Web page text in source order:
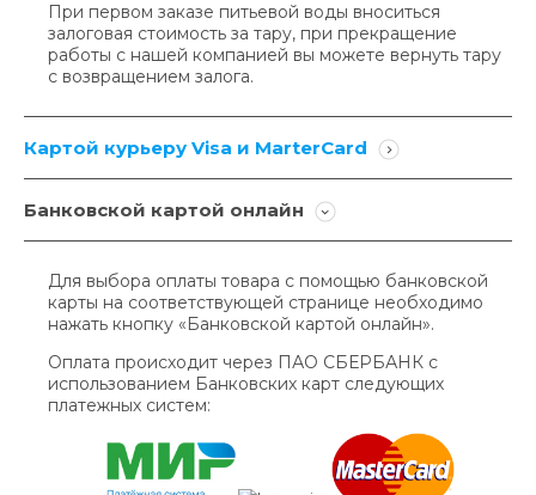
При первом заказе питьевой воды вноситься
залоговая стоимость за тару, при прекращение
работы с нашей компанией вы можете вернуть тару
с возвращением залога.
Картой курьеру Visa и MarterCard
Банковской картой онлайн
Для выбора оплаты товара с помощью банковской
карты на соответствующей странице необходимо
нажать кнопку «Банковской картой онлайн».
Оплата происходит через ПАО СБЕРБАНК с
использованием Банковских карт следующих
платежных систем: